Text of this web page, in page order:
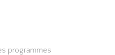
programmes